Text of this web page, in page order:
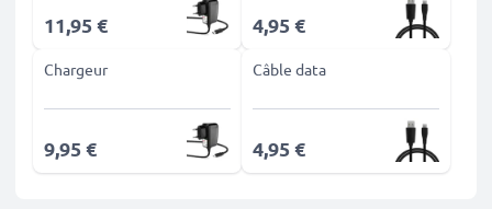
11,95 € 4,95 €
Chargeur
9,95 €
Câble data
4,95 €